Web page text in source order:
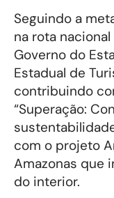
Seguindo a
na rota
Governo do
Estadual de
contribuindo
“Superação:
com o projeto
Amazonas que
do interior.